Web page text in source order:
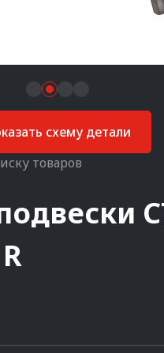
схему детали
товаров